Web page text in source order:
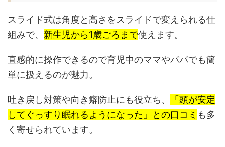
スライド式は角度と高さをスライドで変えられる仕
組みで、 新生児から1歳ごろまで使えます。
直感的に操作できるので育児中のママやパパでも簡
単に扱えるのが魅力。
吐き戻し対策や向き癖防止にも役立ち、
「頭が安定
してぐっすり眠れるようになった」との口コミ も多
く寄せられています。